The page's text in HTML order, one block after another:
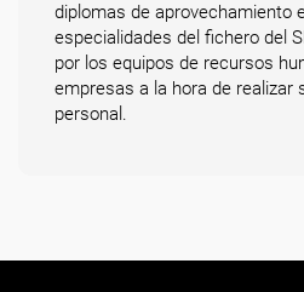
diplomas de aprovechamiento
especialidades del fichero del
por los equipos de recursos
empresas a la hora de realizar
personal.